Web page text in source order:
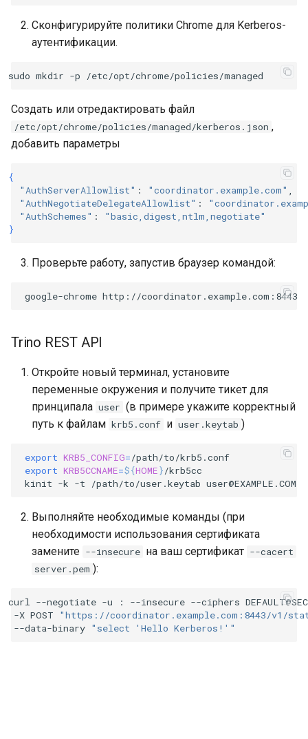
Сконфигурируйте политики Chrome для Kerberos-
аутентификации.
sudo mkdir -p
Создать или отредактировать файл
/etc/opt/chrome/policies/managed/kerberos.json ,
добавить параметры
{
"AuthServerAllowlist" : "coordinator.example.com"
"AuthNegotiateDelegateAllowlist" :
"AuthSchemes" :
"basic,digest,ntlm,negotiate"
}
Проверьте работу, запустив браузер командой:
google-chrome
Trino REST API
Откройте новый терминал, установите
переменные окружения и получите тикет для
принципала user (в примере укажите корректный
путь к файлам krb5.conf и user.keytab )
export KRB5_CONFIG=
export KRB5CCNAME=${HOME}
kinit -k -t /path/to/user.keytab
Выполняйте необходимые команды (при
необходимости использования сертификата
замените --insecure на ваш сертификат --cacert
server.pem ):
curl --negotiate -u : --insecure --ciphers
-X POST
"https://coordinator.example.com:8443/v1/
--data-binary "select 'Hello Kerberos!'"